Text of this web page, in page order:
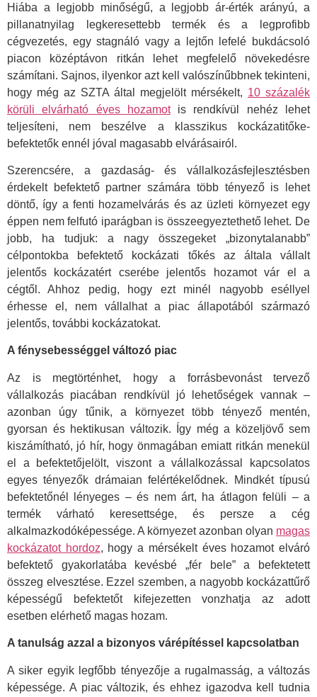
Hiába a legjobb minőségű, a legjobb ár-érték arányú, a
pillanatnyilag legkeresettebb termék és a legprofibb
cégvezetés, egy stagnáló vagy a lejtőn lefelé bukdácsoló
piacon középtávon ritkán lehet megfelelő növekedésre
számítani. Sajnos, ilyenkor azt kell valószínűbbnek tekinteni,
hogy még az SZTA által megjelölt mérsékelt, 10 százalék
körüli elvárható éves hozamotis rendkívül nehéz lehet
teljesíteni, nem beszélve a klasszikus kockázatitőke-
befektetők ennél jóval magasabb elvárásairól.
Szerencsére, a gazdaság- és vállalkozásfejlesztésben
érdekelt befektető partner számára több tényező is lehet
döntő, így a fenti hozamelvárás és az üzleti környezet egy
éppen nem felfutó iparágban is összeegyeztethető lehet. De
jobb, ha tudjuk: a nagy összegeket „bizonytalanabb”
célpontokba befektető kockázati tőkés az általa vállalt
jelentős kockázatért cserébe jelentős hozamot vár el a
cégtől. Ahhoz pedig, hogy ezt minél nagyobb eséllyel
érhesse el, nem vállalhat a piac állapotából származó
jelentős, további kockázatokat.
A fénysebességgel változó piac
Az is megtörténhet, hogy a forrásbevonást tervező
vállalkozás piacában rendkívül jó lehetőségek vannak –
azonban úgy tűnik, a környezet több tényező mentén,
gyorsan és hektikusan változik. Így még a közeljövő sem
kiszámítható, jó hír, hogy önmagában emiatt ritkán menekül
el a befektetőjelölt, viszont a vállalkozással kapcsolatos
egyes tényezők drámaian felértékelődnek. Mindkét típusú
befektetőnél lényeges – és nem árt, ha átlagon felüli – a
termék várható keresettsége, és persze a cég
alkalmazkodóképessége. A környezet azonban olyan magas
kockázatot hordoz, hogy a mérsékelt éves hozamot elváró
befektető gyakorlatába kevésbé „fér bele” a befektetett
összeg elvesztése. Ezzel szemben, a nagyobb kockázattűrő
képességű befektetőt kifejezetten vonzhatja az adott
esetben elérhető magas hozam.
A tanulság azzal a bizonyos várépítéssel kapcsolatban
A siker egyik legfőbb tényezője a rugalmasság, a változás
képessége. A piac változik, és ehhez igazodva kell tudnia